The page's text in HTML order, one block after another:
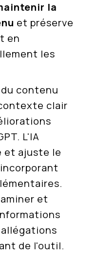
la
et préserve
en
les
contenu
clair
L'IA
et ajuste le
et
de l'outil.